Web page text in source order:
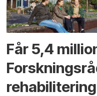
Får 5,4